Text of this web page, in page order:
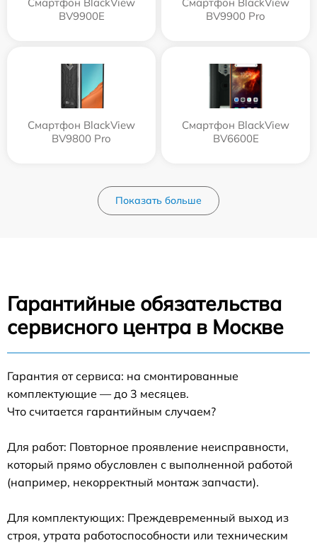
BV9900E
BV9900 Pro
Смартфон BlackView
BV9800 Pro
Смартфон BlackView
BV6600E
Показать больше
Гарантийные обязательства
сервисного центра в Москве
Гарантия от сервиса: на смонтированные
комплектующие — до 3 месяцев.
Что считается гарантийным случаем?
Для работ: Повторное проявление неисправности,
который прямо обусловлен с выполненной работой
(например, некорректный монтаж запчасти).
Для комплектующих: Преждевременный выход из
строя, утрата работоспособности или техническим